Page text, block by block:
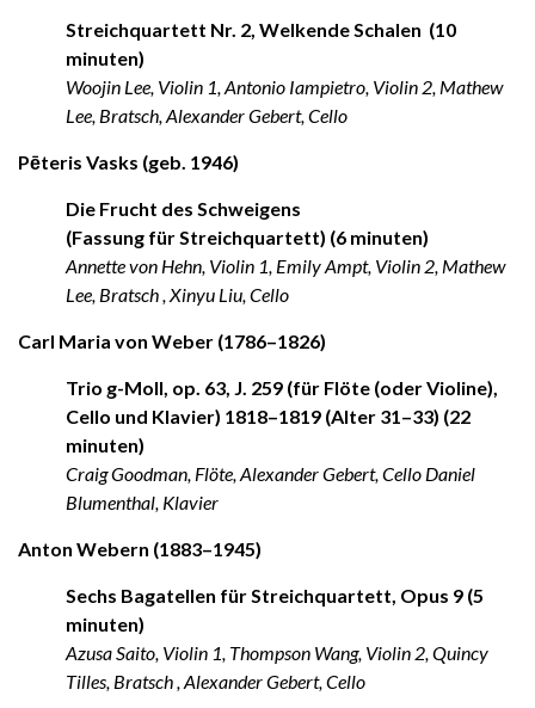
Streichquartett Nr. 2, Welkende Schalen (10
minuten)
Woojin Lee, Violin 1, Antonio Iampietro, Violin 2, Mathew
Lee, Bratsch, Alexander Gebert, Cello
Pēteris Vasks (geb. 1946)
Die Frucht des Schweigens
(Fassung für Streichquartett) (6 minuten)
Annette von Hehn, Violin 1, Emily Ampt, Violin 2, Mathew
Lee, Bratsch , Xinyu Liu, Cello
Carl Maria von Weber (1786–1826)
Trio g-Moll, op. 63, J. 259 (für Flöte (oder Violine),
Cello und Klavier) 1818–1819 (Alter 31–33) (22
minuten)
Craig Goodman, Flöte, Alexander Gebert, Cello Daniel
Blumenthal, Klavier
Anton Webern (1883–1945)
Sechs Bagatellen für Streichquartett, Opus 9 (5
minuten)
Azusa Saito, Violin 1, Thompson Wang, Violin 2, Quincy
Tilles, Bratsch , Alexander Gebert, Cello